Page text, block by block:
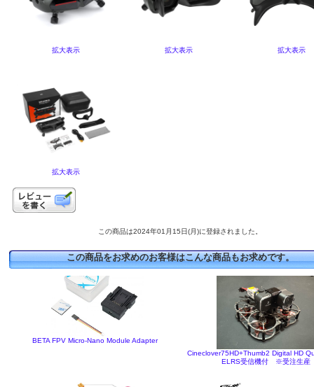
拡大表示 拡大表示 拡大表示
拡大表示
この商品は2024年01月15日(月)に登録されました。
この商品をお求めのお客様はこんな商品もお求めです。
BETA FPV Micro-Nano Module Adapter
Cineclover75HD+Thumb2 Digital HD
ELRS受信機付 ※受注生産